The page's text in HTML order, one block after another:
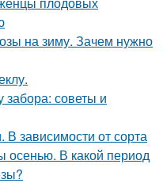
на зиму. Зачем нужно
забора: советы и
зависимости от сорта
осенью. В какой период